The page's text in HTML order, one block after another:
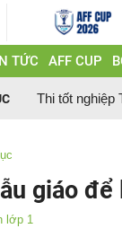
TỨC AFF CUP
Thi tốt nghiệp
giáo
lớp 1